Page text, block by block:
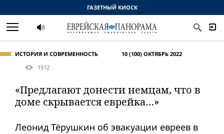
ИСТОРИЯ И СОВРЕМЕННОСТЬ
10 (100) ОКТЯБРЬ 2022
1512
«Предлагают донести немцам, что в
доме скрывается еврейка…»
Леонид Тёрушкин об эвакуации евреев в
ГАЗЕТНЫЙ КИОСК